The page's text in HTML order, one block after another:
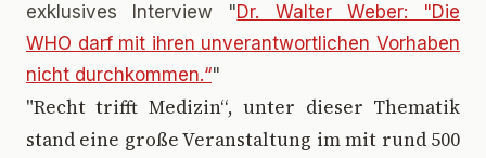
exklusives Interview "Dr. Walter Weber: "Die
WHO darf mit ihren unverantwortlichen Vorhaben
nicht durchkommen.“"
"Recht trifft Medizin“, unter dieser Thematik
stand eine große Veranstaltung im mit rund 500